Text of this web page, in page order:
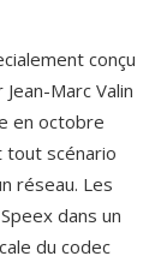
conçu
Marc Valin
en octobre
tout scénario
réseau. Les
dans un
du codec